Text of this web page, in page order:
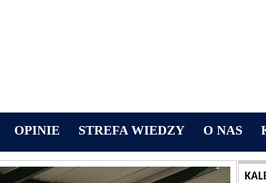
OPINIE STREFA WIEDZY O NAS